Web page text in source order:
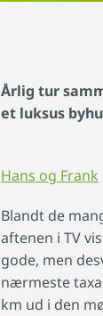
Årlig tur
et luksus
Hans og Frank
Blandt de
aftenen i TV
gode, men
nærmeste
km ud i den